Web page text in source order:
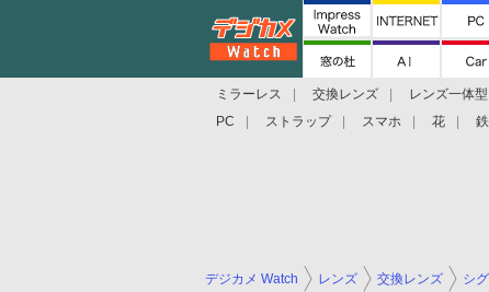
ミラーレス 交換レンズ レンズ一体型
PC
ストラップ スマホ 花
デジカメ Watch レンズ 交換レンズ シ